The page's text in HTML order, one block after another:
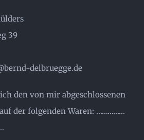
39
delbruegge.de
den von mir abgeschlossenen
der folgenden Waren: ……………